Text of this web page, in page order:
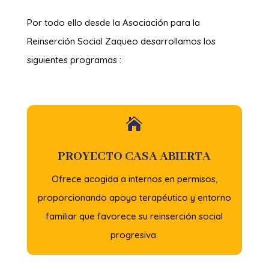
Por todo ello desde la Asociación para la
Reinserción Social Zaqueo desarrollamos los
siguientes programas :

PROYECTO CASA ABIERTA
Ofrece acogida a internos en permisos,
proporcionando apoyo terapéutico y entorno
familiar que favorece su reinserción social
progresiva.